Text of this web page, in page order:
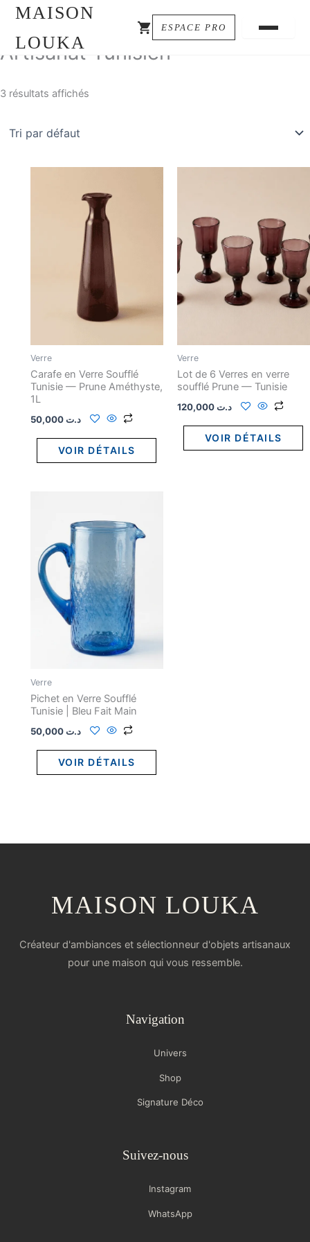
MAISON
LOUKA
ESPACE PRO
Artisanat Tunisien
3 résultats affichés
Verre
Carafe en Verre Soufflé
Tunisie — Prune Améthyste,
1L
د.ت50,000
VOIR DÉTAILS
Verre
Lot de 6 Verres en verre
soufflé Prune — Tunisie
د.ت120,000
VOIR DÉTAILS
Verre
Pichet en Verre Soufflé
Tunisie | Bleu Fait Main
د.ت50,000
VOIR DÉTAILS
MAISON LOUKA
Créateur d'ambiances et sélectionneur d'objets artisanaux
pour une maison qui vous ressemble.
Navigation
Univers
Shop
Signature Déco
Suivez-nous
Instagram
WhatsApp